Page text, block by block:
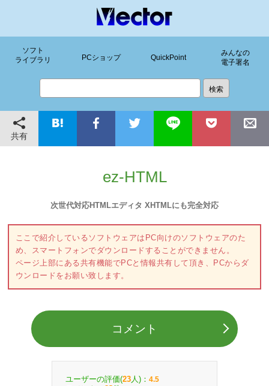
ソフト
ライブラリ
PCショップ QuickPoint
みんなの
電子署名
共有
ez-HTML
次世代対応HTMLエディタ XHTMLにも完全対応
ここで紹介しているソフトウェアはPC向けのソフトウェアのた
め、スマートフォンでダウンロードすることができません。
ページ上部にある共有機能でPCと情報共有して頂き、PCからダ
ウンロードをお願い致します。
コメント
ユーザーの評価(23 人)： 4.5